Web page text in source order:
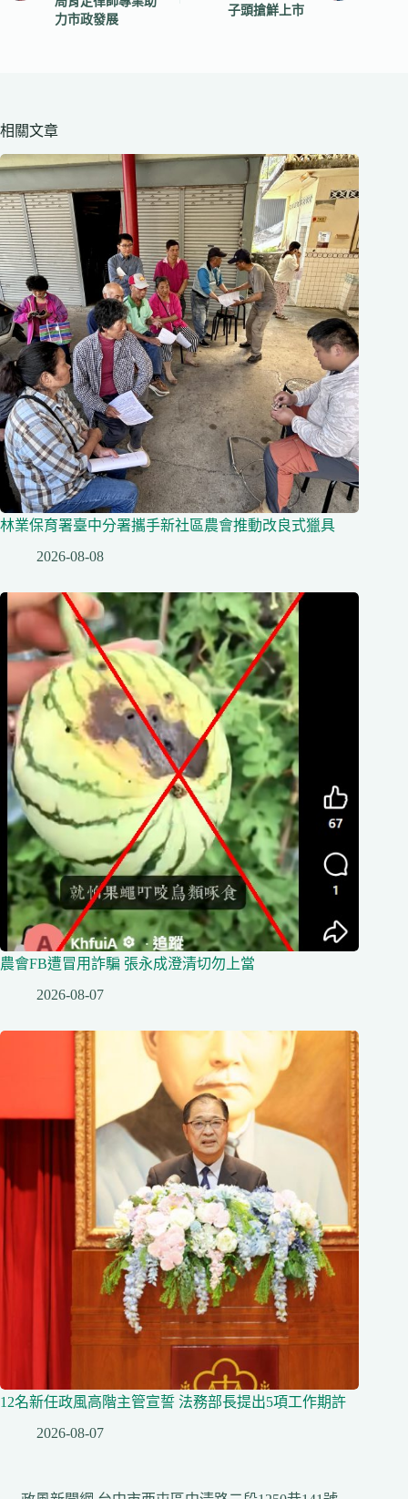
力市政發展
子頭搶鮮上市
相關文章
林業保育署臺中分署攜手新社區農會推動改良式獵具
2026-08-08
農會FB遭冒用詐騙 張永成澄清切勿上當
2026-08-07
12名新任政風高階主管宣誓 法務部長提出5項工作期許
2026-08-07